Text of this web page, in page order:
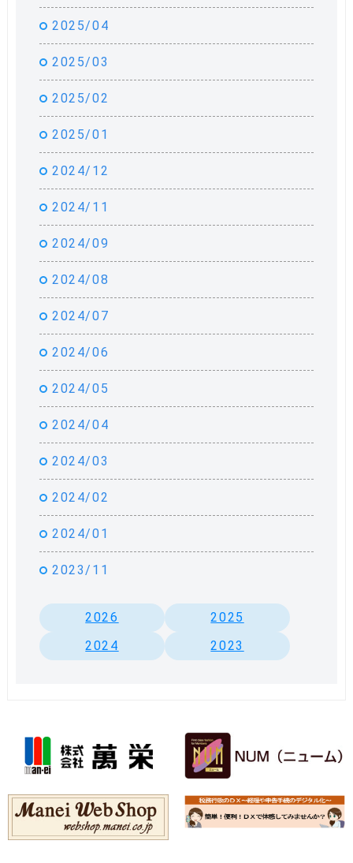
2025/04
2025/03
2025/02
2025/01
2024/12
2024/11
2024/09
2024/08
2024/07
2024/06
2024/05
2024/04
2024/03
2024/02
2024/01
2023/11
2026
2025
2024
2023